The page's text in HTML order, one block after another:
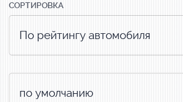
СОРТИРОВКА